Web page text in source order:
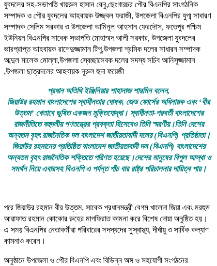
যুবদলের সহ-সভাপতি খায়রুল হাসান বেনু,ছেংগারচর পৌর বিএনপির সাংগঠনিক
সম্পাদক ও পৌর যুবদলের আহবায়ক উজ্জ্বল ফরাজী, উপজেলা বিএনপির যুগ্ম সাধারণ
সম্পাদক সেলিম সরকার ও উপজেলা আমিনূল আহসান ফেরদৌস, ফতেপুর পশ্চিম
ইউনিয়ন বিএনপির সাবেক সভাপতি মোহাম্মদ আলী সরকার, উপজেলা যুবদলের
ভারপ্রাপ্ত আহবায়ক রাশেদুজ্জামান টিপু,উপজলা শ্রমিক দলের সাধারন সম্পাদক
আব্দুল মালেক মোল্লা,উপজলা স্বেচ্ছাসেবক দলের সদস্য সচিব আনিসুজ্জামান
,উপজলা ছাত্রদলের আহবায়ক নূরুল হুদা ফয়েজী
প্রধান অতিথি ইঞ্জিনিয়ার শাহানাজ শারমিন বলেন,
জিয়াউর রহমান বাংলাদেশের স্বাধীনতার ঘোষক, জেড ফোর্সের অধিনায়ক এবং ‘বীর
উত্তম’ খেতাবে ভূষিত একজন মুক্তিযোদ্ধা। স্বাধীনতা-পরবর্তী বাংলাদেশের
রাজনীতিতে বহুদলীয় গণতন্ত্রের প্রবক্তা হিসেবেও তিনি স্মরণীয়।তিনি দেশের
অন্যতম বৃহৎ রাজনৈতিক দল বাংলাদেশ জাতীয়তাবাদী দলের (বিএনপি) প্রতিষ্ঠাতা।
জিয়াউর রহমানের প্রতিষ্ঠিত বাংলাদেশ জাতীয়তাবাদী দল (বিএনপি) বাংলাদেশের
অন্যতম বৃহৎ রাজনৈতিক শক্তিতে পরিণত হয়েছে।দেশের মানুষের বিপুল আস্থা ও
সমর্থন নিয়ে এবারসহ বিএনপি এ পর্যন্ত পাঁচ বার রাষ্ট্র পরিচালনার দায়িত্ব পায়।
পরে জিয়াউর রহমান বীর উত্তম, সাবেক প্রধানমন্ত্রী বেগম খালেদা জিয়া এবং মরহুম
আরাফাত রহমান কোকোর রুহের মাগফিরাত কামনা করে বিশেষ দোয়া অনুষ্ঠিত হয়।
এ সময় বিএনপির নেতাকর্মীরা পরিবারের সদস্যদের সুস্বাস্থ্য, দীর্ঘায়ু ও সার্বিক কল্যাণ
কামনাও করেন।
অনুষ্ঠানে উপজেলা ও পৌর বিএনপি এবং বিভিন্ন অঙ্গ ও সহযোগী সংগঠনের